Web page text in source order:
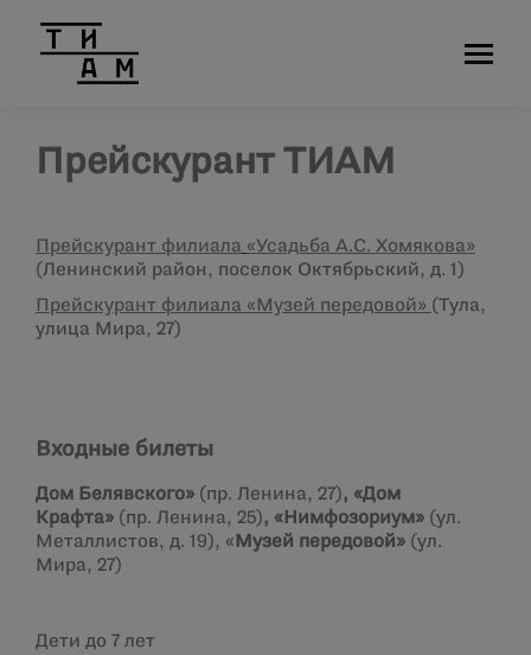
Прейскурант ТИАМ
Прейскурант филиала «Усадьба А.С. Хомякова»
(Ленинский район, поселок Октябрьский, д. 1)
Прейскурант филиала «Музей передовой» (Тула,
улица Мира, 27)
Входные билеты
Дом Белявского» (пр. Ленина, 27), «Дом
Крафта» (пр. Ленина, 25), « Нимфозориум» (ул.
Металлистов, д. 19), « Музей передовой» (ул.
Мира, 27)
Дети до 7 лет